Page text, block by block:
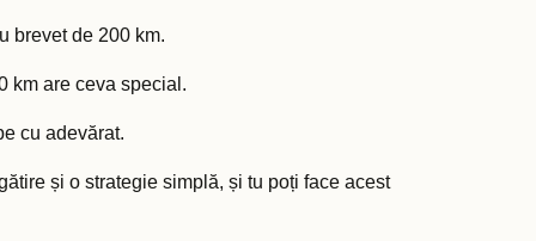
brevet de 200 km.
km are ceva special.
cu adevărat.
și o strategie simplă, și tu poți face acest